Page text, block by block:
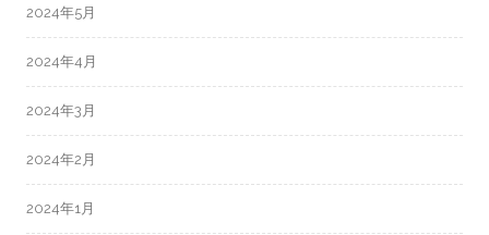
2024年5月
2024年4月
2024年3月
2024年2月
2024年1月